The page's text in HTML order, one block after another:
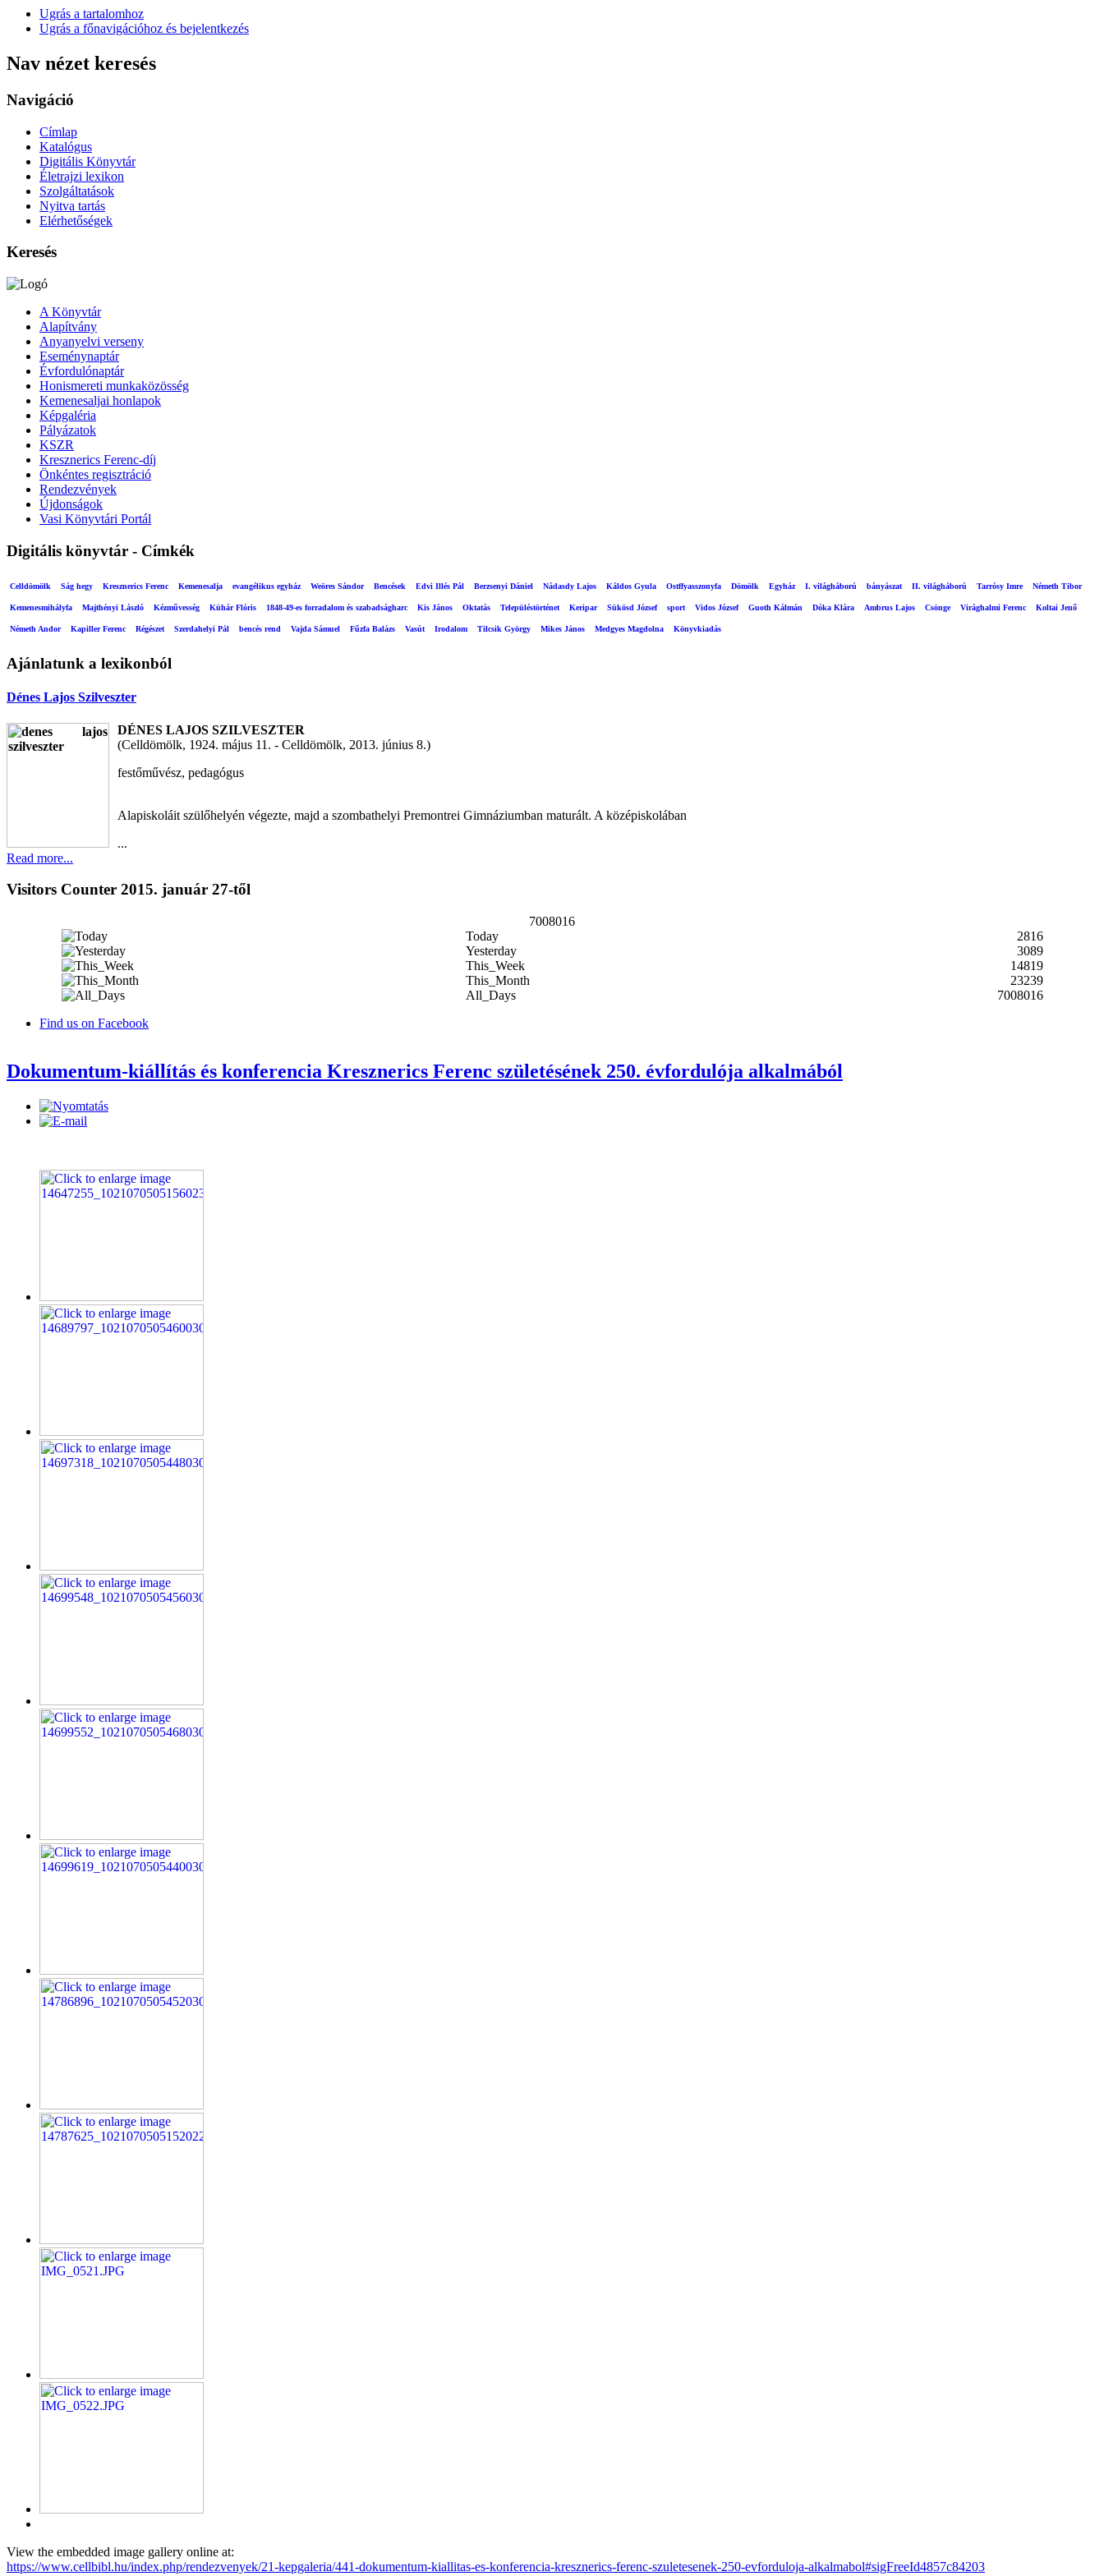
Ugrás a tartalomhoz
Ugrás a főnavigációhoz és bejelentkezés
Nav nézet keresés
Navigáció
Címlap
Katalógus
Digitális Könyvtár
Életrajzi lexikon
Szolgáltatások
Nyitva tartás
Elérhetőségek
Keresés
A Könyvtár
Alapítvány
Anyanyelvi verseny
Eseménynaptár
Évfordulónaptár
Honismereti munkaközösség
Kemenesaljai honlapok
Képgaléria
Pályázatok
KSZR
Kresznerics Ferenc-díj
Önkéntes regisztráció
Rendezvények
Újdonságok
Vasi Könyvtári Portál
Digitális könyvtár - Címkék
Celldömölk Ság hegy Kresznerics Ferenc Kemenesalja evangélikus egyház Weöres Sándor Bencések Edvi Illés Pál Berzsenyi Dániel Nádasdy Lajos Káldos Gyula Ostffyasszonyfa Dömölk Egyház I. világháború bányászat II. világháború Tarrósy Imre Németh Tibor
Kemenesmihályfa Majthényi László Kézművesség Kühár Flóris 1848-49-es forradalom és szabadságharc Kis János Oktatás Településtörténet Keripar Sükösd József sport Vidos József Guoth Kálmán Dóka Klára Ambrus Lajos Csönge Virághalmi Ferenc Koltai Jenő
Németh Andor Kapiller Ferenc Régészet Szerdahelyi Pál bencés rend Vajda Sámuel Fűzfa Balázs Vasút Irodalom Tilcsik György Mikes János Medgyes Magdolna Könyvkiadás
Ajánlatunk a lexikonból
Dénes Lajos Szilveszter
DÉNES LAJOS SZILVESZTER
(Celldömölk, 1924. május 11. - Celldömölk, 2013. június 8.)
festőművész, pedagógus
Alapiskoláit szülőhelyén végezte, majd a szombathelyi Premontrei Gimnáziumban maturált. A középiskolában
...
Read more...
Visitors Counter 2015. január 27-től
7008016
Today
2816
Yesterday
3089
This_Week
14819
This_Month
23239
All_Days
7008016
Find us on Facebook
Dokumentum-kiállítás és konferencia Kresznerics Ferenc születésének 250. évfordulója alkalmából
View the embedded image gallery online at:
https://www.cellbibl.hu/index.php/rendezvenyek/21-kepgaleria/441-dokumentum-kiallitas-es-konferencia-kresznerics-ferenc-szuletesenek-250-evforduloja-alkalmabol#sigFreeId4857c84203